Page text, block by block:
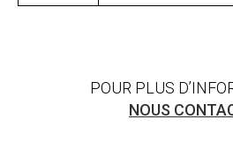
POUR PLUS
NOUS